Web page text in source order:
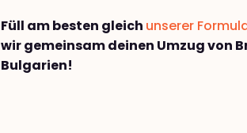
Füll am besten gleich unserer
wir gemeinsam deinen Umzug von
Bulgarien!